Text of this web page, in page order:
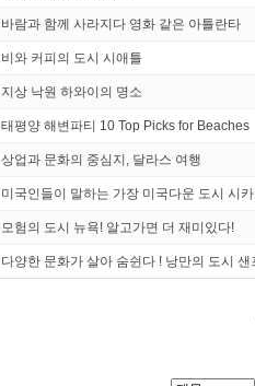
바람과 함께 사라지다 영화 같은 아틀란타
비와 커피의 도시 시애틀
지상 낙원 하와이의 명소
태평양 해변파티 10 Top Picks for Beaches
상업과 문화의 중심지, 달라스 여행
미국인들이 말하는 가장 미국다운 도시 시
모험의 도시 뉴욕! 알고가면 더 재미있다!
다양한 문화가 살아 숨쉰다 ! 낭만의 도시 샌